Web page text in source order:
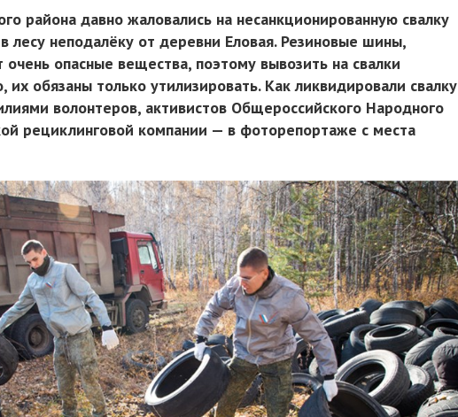
района давно жаловались на несанкционированную свалку
лесу неподалёку от деревни Еловая. Резиновые шины,
очень опасные вещества, поэтому вывозить на свалки
обязаны только утилизировать. Как ликвидировали свалку
волонтеров, активистов Общероссийского Народного
рециклинговой компании — в фоторепортаже с места